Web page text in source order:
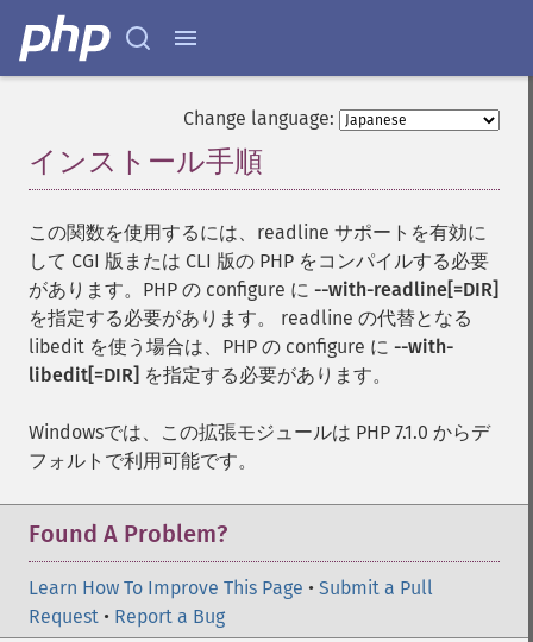
Change language:
インストール手順
この関数を使用するには、readline サポートを有効に
して CGI 版または CLI 版の PHP をコンパイルする必要
があります。PHP の configure に --with-readline[=DIR]
を指定する必要があります。 readline の代替となる
libedit を使う場合は、PHP の configure に --with-
libedit[=DIR] を指定する必要があります。
Windowsでは、この拡張モジュールは PHP 7.1.0 からデ
フォルトで利用可能です。
Found A Problem?
Learn How To Improve This Page • Submit a Pull
Request • Report a Bug